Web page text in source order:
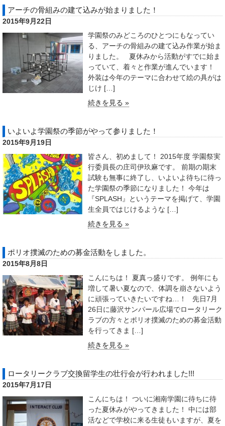
アーチの骨組みの建て込みが始まりました！
2015年9月22日
学園祭のみどころのひとつにもなってい
る、アーチの骨組みの建て込み作業が始ま
りました。 夏休みから活動がすでに始ま
っていて、着々と作業が進んでいます！
外装は今年のテーマに合わせて絵の具がは
じけ […]
続きを見る »
いよいよ学園祭の季節がやって参りました！
2015年9月19日
皆さん、初めまして！ 2015年度 学園祭実
行委員長の庄司伊玖麻です。 前期の期末
試験も無事に終了し、いよいよ待ちに待っ
た学園祭の季節になりました！ 今年は
『SPLASH』というテーマを掲げて、学園
生全員ではじけるような […]
続きを見る »
ポリオ撲滅のための募金活動をしました。
2015年8月8日
こんにちは！ 夏真っ盛りです。 例年にも
増して暑い夏なので、体調を崩さないよう
に頑張っていきたいですね…！ 先日7月
26日に藤沢サンパール広場でロータリーク
ラブの方々とポリオ撲滅のための募金活動
を行ってきま […]
続きを見る »
ロータリークラブ交換留学生の壮行会が行われました!!!
2015年7月17日
こんにちは！ ついに湘南学園に待ちに待
った夏休みがやってきました！ 中には部
活などで学校に来る生徒もいますが、夏を